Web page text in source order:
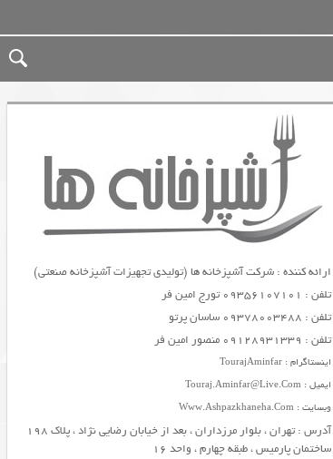
ارائه کننده : شرکت آشپزخانه ها (تولیدی تجهیزات آشپزخانه صنعتی)
تلفن : 09356107101 تورج امین فر
تلفن : 09378003488 ساسان پرتو
تلفن : 09128931339 منصور امین فر
اینستاگرام : TourajAminfar
ایمیل : Touraj.Aminfar@Live.Com
وبسایت : Www.Ashpazkhaneha.Com
آدرس : تهران ، بلوار مرزداران ، بعد از خیابان رضایی نژاد ، پلاک 198
ساختمان پارمیس ، طبقه چهارم ، واحد 16